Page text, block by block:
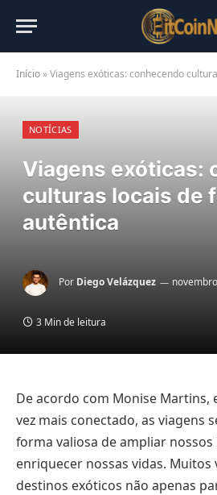
Início »Viagens exóticas: conhecendo
NOTÍCIAS
Viagens exóticas:
culturas locais de
autêntica
Por Diego Velázquez
3 Min de leitura
De acordo com Monise Martins,
vez mais conectado, as viagens
forma valiosa de ampliar
enriquecer nossas vidas. Muitos
destinos exóticos não apenas